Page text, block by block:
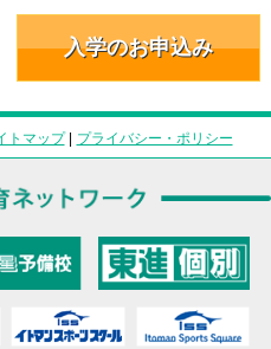
入学のお申込み
トマップ| プライバシー・ポリシー